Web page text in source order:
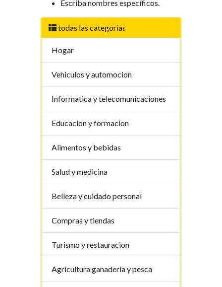
todas las categorias
Hogar
Vehiculos y automocion
Informatica y telecomunicaciones
Educacion y formacion
Alimentos y bebidas
Salud y medicina
Belleza y cuidado personal
Compras y tiendas
Turismo y restauracion
Agricultura ganaderia y pesca
Escriba nombres específicos.